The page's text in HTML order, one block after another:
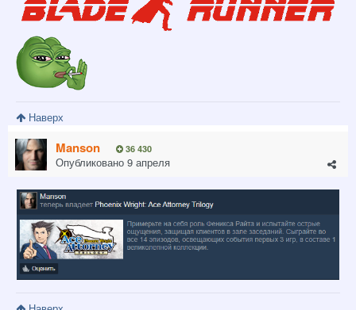
Наверх
Manson 36 430
Опубликовано 9 апреля